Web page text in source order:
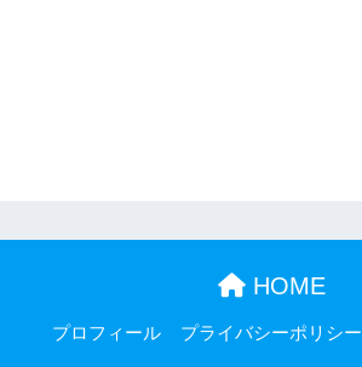
HOME
プロフィール プライバシーポリシー